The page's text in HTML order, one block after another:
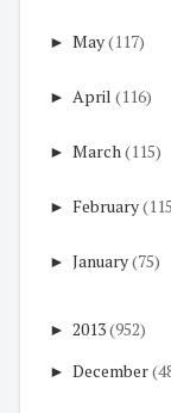
► May(117)
► April (116)
► March(115)
► February
► January(75)
► 2013(952)
► December